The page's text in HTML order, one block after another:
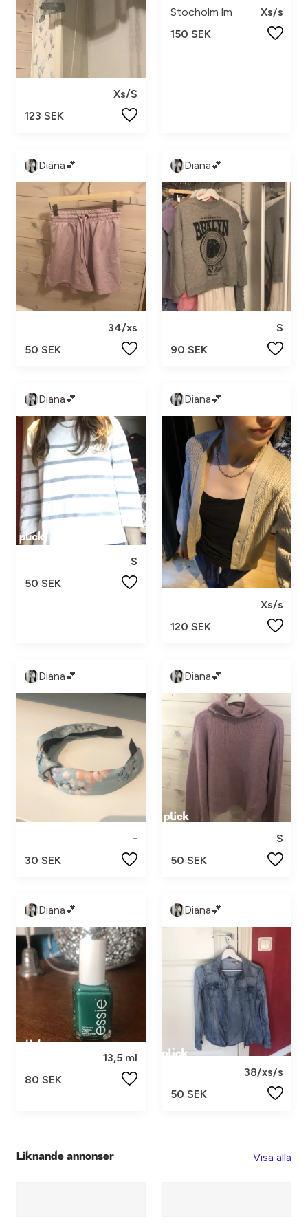
Xs/S
123 SEK
Stocholm lm
Xs/s
150 SEK
Diana💕
34/xs
50 SEK
Diana💕
S
90 SEK
Diana💕
S
50 SEK
Diana💕
Xs/s
120 SEK
Diana💕
-
30 SEK
Diana💕
S
50 SEK
Diana💕
13,5 ml
80 SEK
Diana💕
38/xs/s
50 SEK
Liknande annonser Visa alla